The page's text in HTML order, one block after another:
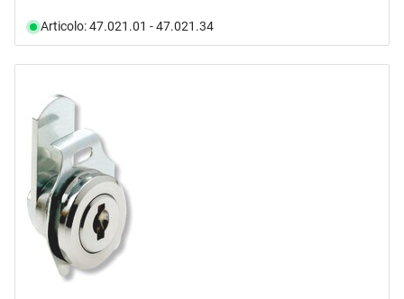
Articolo: 47.021.01 - 47.021.34